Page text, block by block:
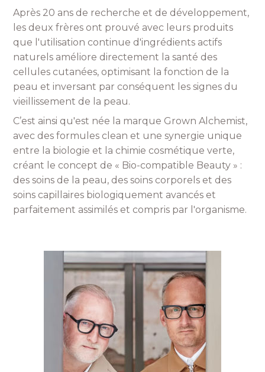
Après 20 ans de recherche et de développement,
les deux frères ont prouvé avec leurs produits
que l'utilisation continue d'ingrédients actifs
naturels améliore directement la santé des
cellules cutanées, optimisant la fonction de la
peau et inversant par conséquent les signes du
vieillissement de la peau.
C’est ainsi qu'est née la marque Grown Alchemist,
avec des formules clean et une synergie unique
entre la biologie et la chimie cosmétique verte,
créant le concept de « Bio-compatible Beauty » :
des soins de la peau, des soins corporels et des
soins capillaires biologiquement avancés et
parfaitement assimilés et compris par l'organisme.